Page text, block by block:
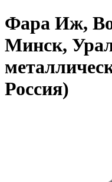
Фара Иж,
Минск,
Россия)